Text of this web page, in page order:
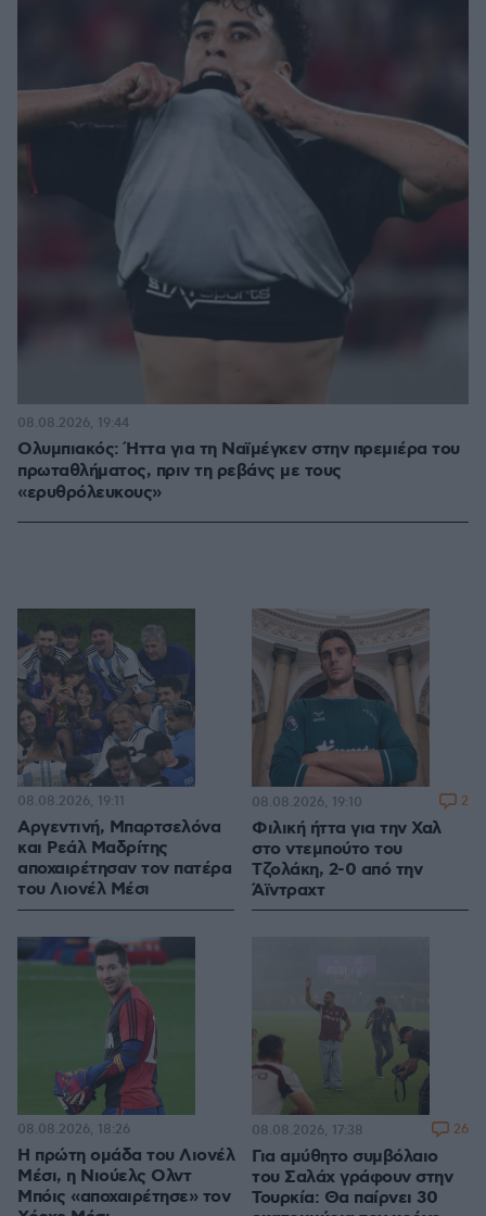
Ολυμπιακός: Ήττα για τη Ναϊμέγκεν στην πρεμιέρα του
πρωταθλήματος, πριν τη ρεβάνς με τους
«ερυθρόλευκους»
08.08.2026, 19:44
Αργεντινή, Μπαρτσελόνα
και Ρεάλ Μαδρίτης
αποχαιρέτησαν τον πατέρα
του Λιονέλ Μέσι
08.08.2026, 19:11
Φιλική ήττα για την Χαλ
στο ντεμπούτο του
Τζολάκη, 2-0 από την
Άϊντραχτ
08.08.2026, 19:10 2
Η πρώτη ομάδα του Λιονέλ
Μέσι, η Νιούελς Ολντ
Μπόις «αποχαιρέτησε» τον
08.08.2026, 18:26
Για αμύθητο συμβόλαιο
του Σαλάχ γράφουν στην
Τουρκία: Θα παίρνει 30
08.08.2026, 17:38 26